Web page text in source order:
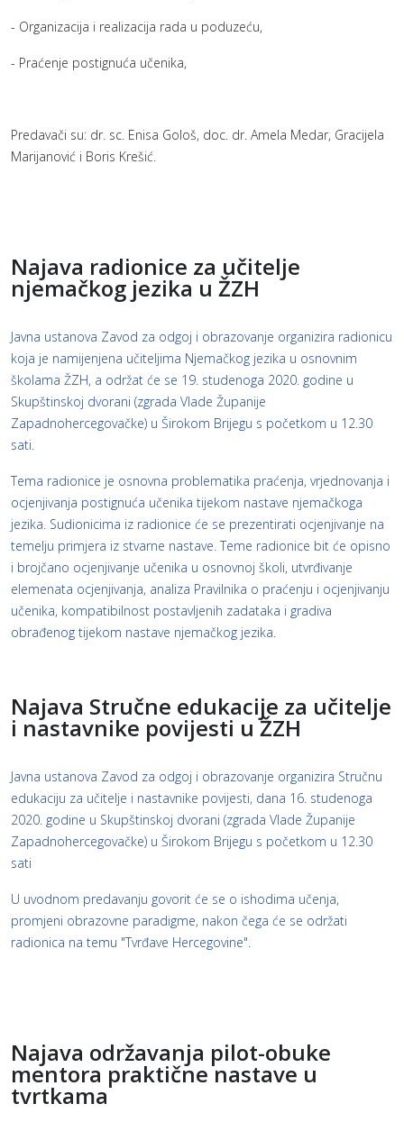
- Organizacija i realizacija rada u poduzeću,
- Praćenje postignuća učenika,
Predavači su: dr. sc. Enisa Gološ, doc. dr. Amela Medar, Gracijela
Marijanović i Boris Krešić.
Najava radionice za učitelje
njemačkog jezika u ŽZH
Javna ustanova Zavod za odgoj i obrazovanje organizira radionicu
koja je namijenjena učiteljima Njemačkog jezika u osnovnim
školama ŽZH, a održat će se 19. studenoga 2020. godine u
Skupštinskoj dvorani (zgrada Vlade Županije
Zapadnohercegovačke) u Širokom Brijegu s početkom u 12.30
sati.
Tema radionice je osnovna problematika praćenja, vrjednovanja i
ocjenjivanja postignuća učenika tijekom nastave njemačkoga
jezika. Sudionicima iz radionice će se prezentirati ocjenjivanje na
temelju primjera iz stvarne nastave. Teme radionice bit će opisno
i brojčano ocjenjivanje učenika u osnovnoj školi, utvrđivanje
elemenata ocjenjivanja, analiza Pravilnika o praćenju i ocjenjivanju
učenika, kompatibilnost postavljenih zadataka i gradiva
obrađenog tijekom nastave njemačkog jezika.
Najava Stručne edukacije za učitelje
i nastavnike povijesti u ŽZH
Javna ustanova Zavod za odgoj i obrazovanje organizira Stručnu
edukaciju za učitelje i nastavnike povijesti, dana 16. studenoga
2020. godine u Skupštinskoj dvorani (zgrada Vlade Županije
Zapadnohercegovačke) u Širokom Brijegu s početkom u 12.30
sati
U uvodnom predavanju govorit će se o ishodima učenja,
promjeni obrazovne paradigme, nakon čega će se održati
radionica na temu "Tvrđave Hercegovine".
Najava održavanja pilot-obuke
mentora praktične nastave u
tvrtkama